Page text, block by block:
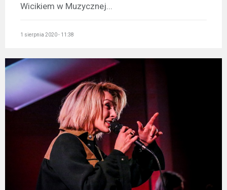
Wicikiem w Muzycznej...
1 sierpnia 2020 - 11:38